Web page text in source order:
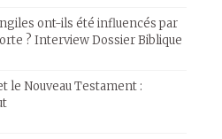
ont-ils été influencés par
? Interview Dossier Biblique
le Nouveau Testament :